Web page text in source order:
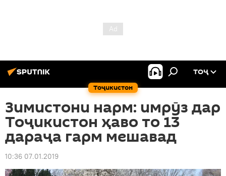
Тоҷикистон
ТОҶ
Зимистони нарм: имрӯз дар
Тоҷикистон ҳаво то 13
дараҷа гарм мешавад
10:36 07.01.2019